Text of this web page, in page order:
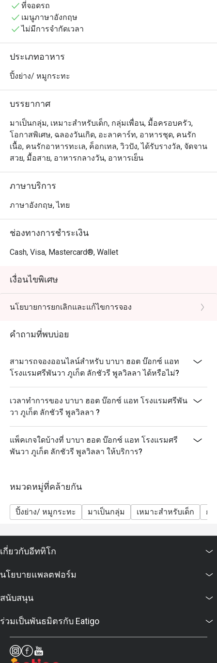
อาหารที่สะดวกสบายและถูกหลักศาสนา
เลือกได้จากเนื้อสัตว์และอาหารทะเลหลากหลายชนิด พร้อม
พรีเมียมที่หมักและย่างอย่างลงตัวในเตาย่างสเปน โจสเปอร์
ทำให้ที่นี่เป็นหนึ่งในจุดหมายของอาหารมุสลิมที่ดีที่สุด
ผ่อนคลายและเพลิดเพลินกับวันของคุณที่สระว่ายน้ำริมป่า
พร้อมน้ำตก รายล้อมด้วยต้นไม้ใหญ่สวยงามและสง่างาม!"
ที่จอดรถ
เมนูภาษาอังกฤษ
ไม่มีการจำกัดเวลา
ประเภทอาหาร
ปิ้งย่าง/ หมูกระทะ
บรรยากาศ
มาเป็นกลุ่ม, เหมาะสำหรับเด็ก, กลุ่มเพื่อน, มื้อครอบครัว,
โอกาสพิเศษ, ฉลองวันเกิด, อะลาคาร์ท, อาหารชุด, คนรัก
เนื้อ, คนรักอาหารทะเล, ค็อกเทล, วิวปัง, ได้รับรางวัล, จัดจาน
สวย, มื้อสาย, อาหารกลางวัน, อาหารเย็น
ภาษาบริการ
ภาษาอังกฤษ, ไทย
ช่องทางการชำระเงิน
Cash, Visa, Mastercard®, Wallet
เงื่อนไขพิเศษ
นโยบายการยกเลิกและแก้ไขการจอง
คำถามที่พบบ่อย
สามารถจองออนไลน์สำหรับ บาบา ฮอต บ๊อกซ์ แอท
โรงแรมศรีพันวา ภูเก็ต ลักชัวรี พูลวิลลา ได้หรือไม่?
เวลาทำการของ บาบา ฮอต บ๊อกซ์ แอท โรงแรมศรีพัน
วา ภูเก็ต ลักชัวรี พูลวิลลา ?
แพ็คเกจใดบ้างที่ บาบา ฮอต บ๊อกซ์ แอท โรงแรมศรี
พันวา ภูเก็ต ลักชัวรี พูลวิลลา ให้บริการ?
หมวดหมู่ที่คล้ายกัน
ปิ้งย่าง/ หมูกระทะ มาเป็นกลุ่ม เหมาะสำหรับเด็ก ก
เกี่ยวกับอีททิโก
นโยบายแพลตฟอร์ม
สนับสนุน
ร่วมเป็นพันธมิตรกับ Eatigo